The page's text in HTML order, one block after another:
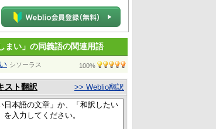
まい」の同義語の関連用語
シソーラス 100%
スト翻訳 >> Weblio翻訳